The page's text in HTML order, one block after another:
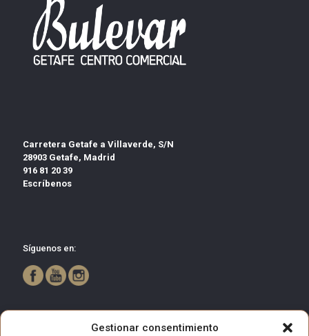
Gestionar consentimiento
Carretera Getafe a Villaverde, S/N
28903 Getafe, Madrid
916 81 20 39
Escríbenos
Síguenos en: